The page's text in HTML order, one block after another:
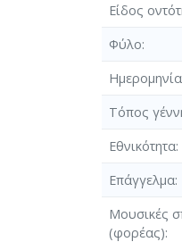
Είδος
Φύλο
Τόπος
Εθνικότητα
Επάγγελμα
Μουσικές
(φορέας)